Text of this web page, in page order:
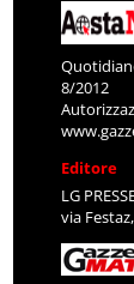
8/2012
Editore
LG
via